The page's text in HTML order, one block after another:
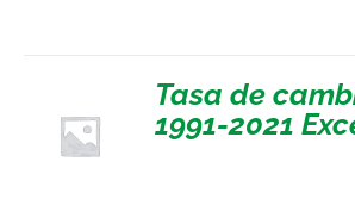
Tasa de
1991-2021